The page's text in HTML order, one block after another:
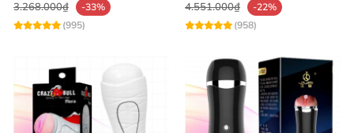
3.268.000₫
-33%
(995)
4.551.000₫
-22%
(958)